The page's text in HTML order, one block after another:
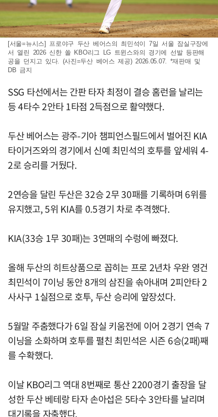
[서울=뉴시스] 프로야구 두산 베어스의 최민석이 7일 서울 잠실구장에
서 열린 2026 신한 쏠 KBO리그 LG 트윈스와의 경기에 선발 등판해
공을 던지고 있다. (사진=두산 베어스 제공) 2026.05.07. *재판매 및
DB 금지
SSG 타선에서는 간판 타자 최정이 결승 홈런을 날리는
등 4타수 2안타 1타점 2득점으로 활약했다.
두산 베어스는 광주-기아 챔피언스필드에서 벌어진 KIA
타이거즈와의 경기에서 신예 최민석의 호투를 앞세워 4-
2로 승리를 거뒀다.
2연승을 달린 두산은 32승 2무 30패를 기록하며 6위를
유지했고, 5위 KIA를 0.5경기 차로 추격했다.
KIA(33승 1무 30패)는 3연패의 수렁에 빠졌다.
올해 두산의 히트상품으로 꼽히는 프로 2년차 우완 영건
최민석이 7이닝 동안 8개의 삼진을 솎아내며 2피안타 2
사사구 1실점으로 호투, 두산 승리에 앞장섰다.
5월말 주춤했다가 6일 잠실 키움전에 이어 2경기 연속 7
이닝을 소화하며 호투를 펼친 최민석은 시즌 6승(2패)째
를 수확했다.
이날 KBO리그 역대 8번째로 통산 2200경기 출장을 달
성한 두산 베테랑 타자 손아섭은 5타수 3안타를 날리며
대기록을 자축했다.